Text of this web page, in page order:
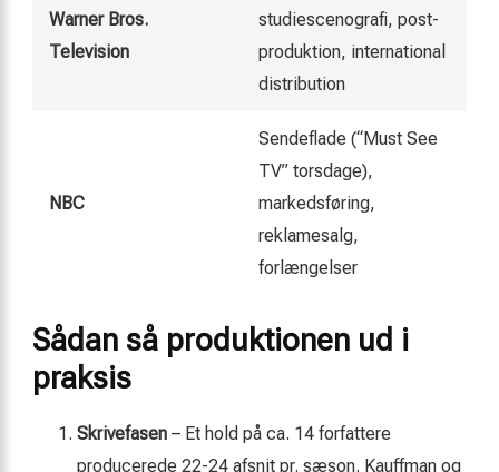
Warner Bros.
Television
studiescenografi, post-
produktion, international
distribution
NBC
Sendeflade (“Must See
TV” torsdage),
markedsføring,
reklamesalg,
forlængelser
Sådan så produktionen ud i
praksis
Skrivefasen – Et hold på ca. 14 forfattere
producerede 22-24 afsnit pr. sæson. Kauffman og